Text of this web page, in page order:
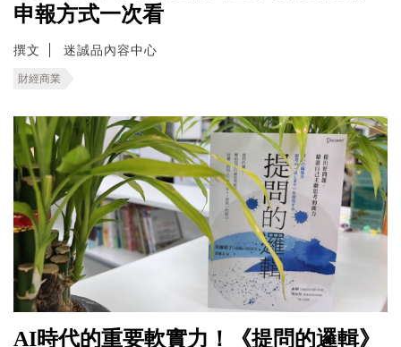
申報方式一次看
撰文 迷誠品內容中心
財經商業
AI時代的重要軟實力！《提問的邏輯》